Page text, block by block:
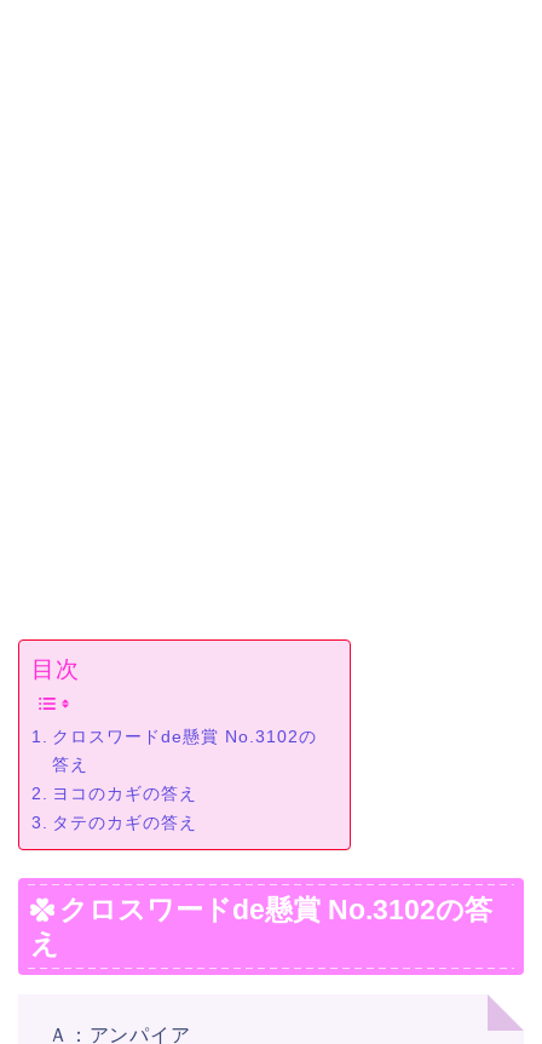
目次
クロスワードde懸賞 No.3102の
答え
ヨコのカギの答え
タテのカギの答え
クロスワードde懸賞 No.3102の答
え
Ａ：アンパイア